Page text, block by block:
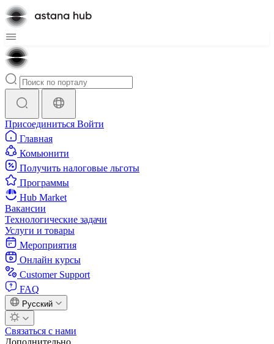
Присоединиться Войти
Главная
Комьюнити
Получить налоговые льготы
Программы
Hub Market
Вакансии
Технологические задачи
Услуги и товары
Мероприятия
Онлайн курсы
Customer Support
FAQ
Русский
Связаться с нами
Дополнительно